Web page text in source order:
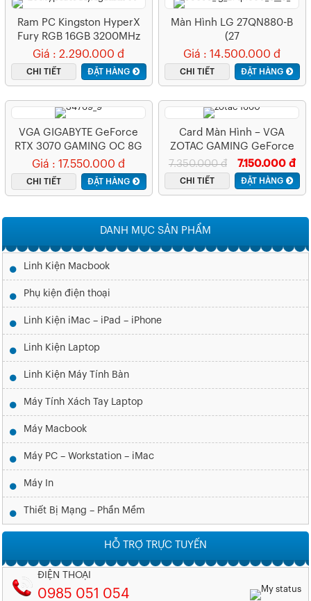
Ram PC Kingston HyperX
Fury RGB 16GB 3200MHz
DDR4 (Kit 2x8GB)
HX432C16FB3AK2/16
Giá : 2.290.000 đ
CHI TIẾT ĐẶT HÀNG
Màn Hình LG 27QN880-B
(27
Inch/2K/IPS/75Hz/5ms/350
Nits/HDMI+DP+TypeC)
Giá : 14.500.000 đ
CHI TIẾT ĐẶT HÀNG
VGA GIGABYTE GeForce
RTX 3070 GAMING OC 8G
(GV-N3070GAMING OC-
8GD)
Giá : 17.550.000 đ
CHI TIẾT ĐẶT HÀNG
Card Màn Hình – VGA
ZOTAC GAMING GeForce
GTX 1660 Ti AMP 6GB
GDDR6
7.150.000 đ
7.350.000 đ
CHI TIẾT ĐẶT HÀNG
DANH MỤC SẢN PHẨM
Linh Kiện Macbook
Phụ kiện điện thoại
Linh Kiện iMac – iPad – iPhone
Linh Kiện Laptop
Linh Kiện Máy Tính Bàn
Máy Tính Xách Tay Laptop
Máy Macbook
Máy PC – Workstation – iMac
Máy In
Thiết Bị Mạng – Phần Mềm
HỖ TRỢ TRỰC TUYẾN
ĐIỆN THOẠI
0985 051 054